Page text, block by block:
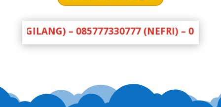
– 085777330777 (NEFRI) – 081333777338